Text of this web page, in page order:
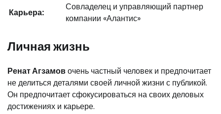
Карьера:
Совладелец и управляющий партнер
компании «Алантис»
Личная жизнь
Ренат Агзамовочень частный человек и предпочитает
не делиться деталями своей личной жизни с публикой.
Он предпочитает сфокусироваться на своих деловых
достижениях и карьере.